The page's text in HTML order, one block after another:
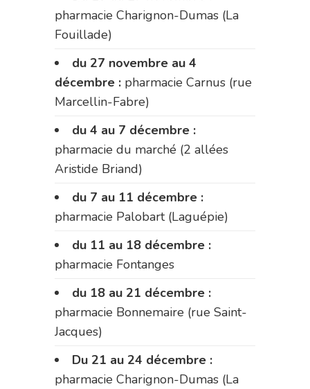
pharmacie Charignon-Dumas (La
Fouillade)
du 27 novembre au 4
décembre : pharmacie Carnus (rue
Marcellin-Fabre)
du 4 au 7 décembre :
pharmacie du marché (2 allées
Aristide Briand)
du 7 au 11 décembre :
pharmacie Palobart (Laguépie)
du 11 au 18 décembre :
pharmacie Fontanges
du 18 au 21 décembre :
pharmacie Bonnemaire (rue Saint-
Jacques)
Du 21 au 24 décembre :
pharmacie Charignon-Dumas (La